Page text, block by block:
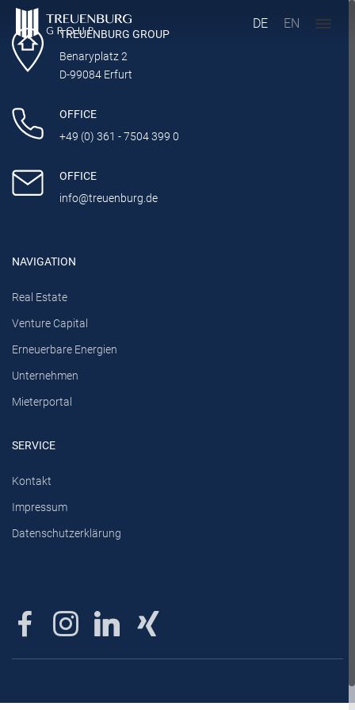
DE EN
TREUENBURG GROUP
Benaryplatz 2
D-99084 Erfurt
OFFICE
+49 (0) 361 - 7504 399 0
OFFICE
info@treuenburg.de
NAVIGATION
Real Estate
Venture Capital
Erneuerbare Energien
Unternehmen
Mieterportal
SERVICE
Kontakt
Impressum
Datenschutzerklärung